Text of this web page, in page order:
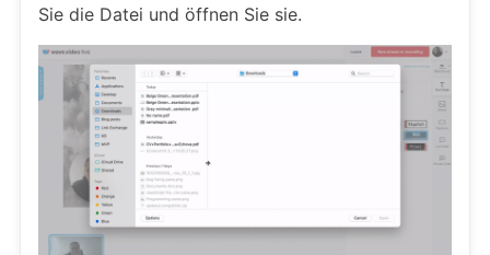
Sie die Datei und öffnen Sie sie.